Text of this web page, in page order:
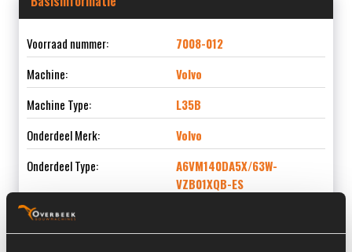
Voorraad nummer:
7008-012
Machine:
Volvo
Machine Type:
L35B
Onderdeel Merk:
Volvo
Onderdeel Type:
A6VM140DA5X/63W-
VZB01XQB-ES
Onderdeel nummer: